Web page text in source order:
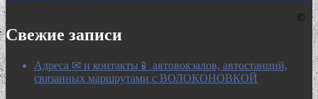
Свежие записи
Адреса ✉ и контакты📱 автовокзалов, автостанций,
связанных маршрутами с ВОЛОКОНОВКОЙ
©